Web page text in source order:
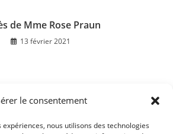
le consentement
nous utilisons des technologies
de Mme Rose Praun
13 février 2021
Georges DUPONT